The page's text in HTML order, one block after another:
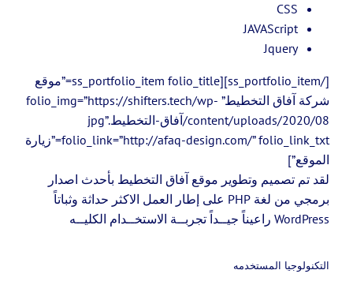
CSS
JAVAScript
Jquery
[/ss_portfolio_item][ss_portfolio_item folio_title=”موقع
شركة آفاق التخطيط” folio_img=”https://shifters.tech/wp-
content/uploads/2020/08/آفاق-التخطيط.jpg”
folio_link=”http://afaq-design.com/” folio_link_txt=”زيارة
الموقع”]
لقد تم تصميم وتطوير موقع آفاق التخطيط بأحدث اصدار
برمجي من لغة PHP على إطار العمل الاكثر حداثة وثباتاً
WordPress راعيناً جيــداً تجربــة الاستخــدام الكليــه
التكنولوجيا المستخدمه